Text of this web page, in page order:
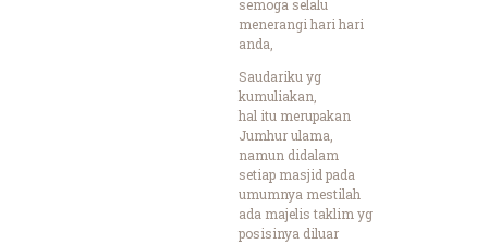
semoga selalu
menerangi hari hari
anda,
Saudariku yg
kumuliakan,
hal itu merupakan
Jumhur ulama,
namun didalam
setiap masjid pada
umumnya mestilah
ada majelis taklim yg
posisinya diluar